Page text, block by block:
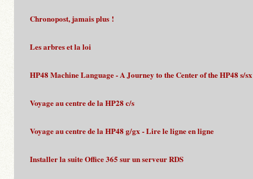
Chronopost, jamais plus !
Les arbres et la loi
HP48 Machine Language - A Journey to the Center of the HP48 s/sx
Voyage au centre de la HP28 c/s
Voyage au centre de la HP48 g/gx - Lire le ligne en ligne
Installer la suite Office 365 sur un serveur RDS